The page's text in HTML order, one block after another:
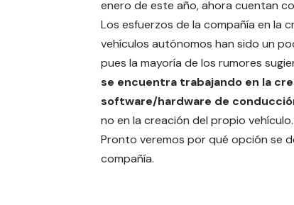
enero de este año, ahora cuentan
Los esfuerzos de la compañía en la
vehículos autónomos han sido un
pues la mayoría de los rumores
se encuentra trabajando en la
software/hardware de
no en la creación del propio vehículo.
Pronto veremos por qué opción se
compañía.